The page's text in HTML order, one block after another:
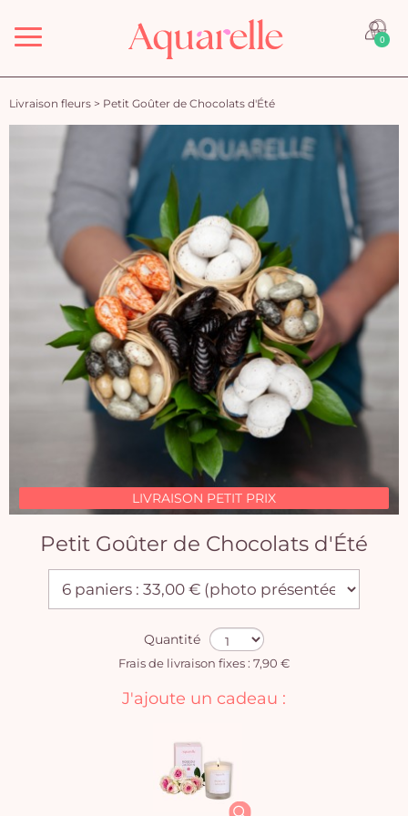
Menu 0
Livraison fleurs > Petit Goûter de Chocolats d'Été
LIVRAISON PETIT PRIX
Petit Goûter de Chocolats d'Été
Quantité
Frais de livraison fixes : 7,90 €
J'ajoute un cadeau :